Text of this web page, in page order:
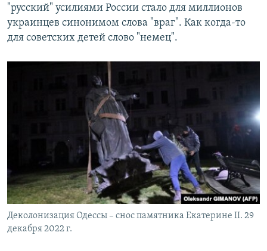
"русский" усилиями России стало для миллионов
украинцев синонимом слова "враг". Как когда-то
для советских детей слово "немец".
Деколонизация Одессы – снос памятника Екатерине II. 29
декабря 2022 г.